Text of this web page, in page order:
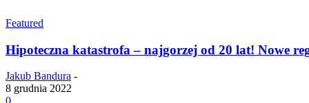
Featured
Hipoteczna katastrofa – najgorzej od 20 lat! Nowe
Jakub Bandura -
8 grudnia 2022